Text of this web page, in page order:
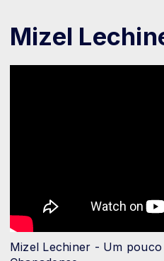
Mizel
Mizel Lechiner - Um